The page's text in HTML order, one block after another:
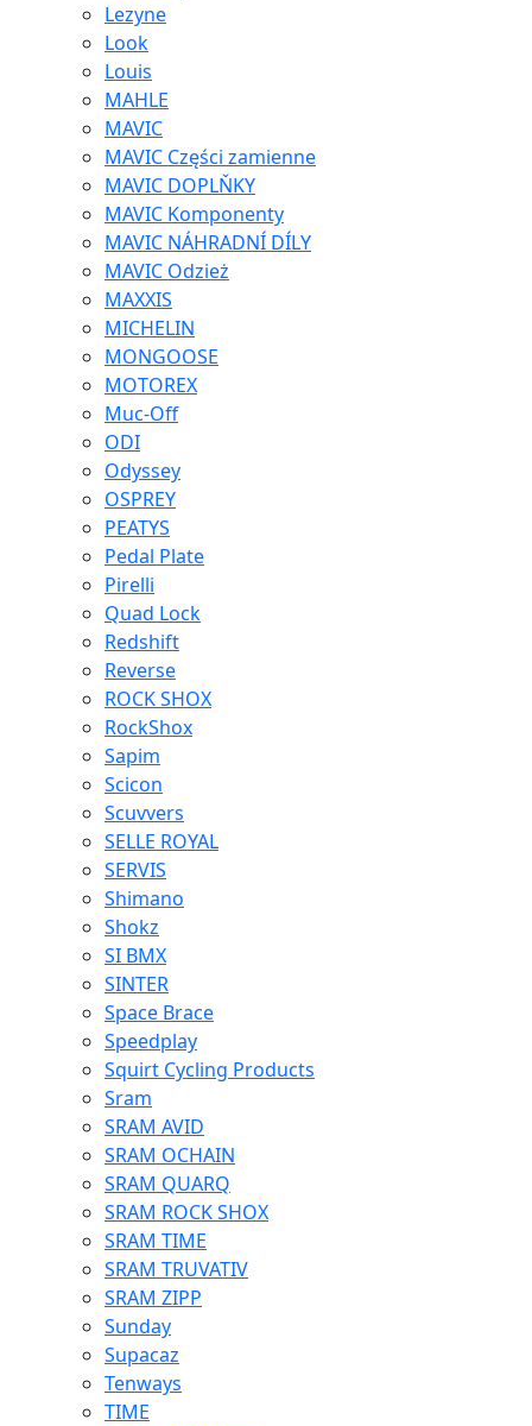
Lezyne
Look
Louis
MAHLE
MAVIC
MAVIC Części zamienne
MAVIC DOPLŇKY
MAVIC Komponenty
MAVIC NÁHRADNÍ DÍLY
MAVIC Odzież
MAXXIS
MICHELIN
MONGOOSE
MOTOREX
Muc-Off
ODI
Odyssey
OSPREY
PEATYS
Pedal Plate
Pirelli
Quad Lock
Redshift
Reverse
ROCK SHOX
RockShox
Sapim
Scicon
Scuvvers
SELLE ROYAL
SERVIS
Shimano
Shokz
SI BMX
SINTER
Space Brace
Speedplay
Squirt Cycling Products
Sram
SRAM AVID
SRAM OCHAIN
SRAM QUARQ
SRAM ROCK SHOX
SRAM TIME
SRAM TRUVATIV
SRAM ZIPP
Sunday
Supacaz
Tenways
TIME